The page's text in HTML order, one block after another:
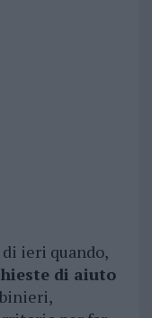
ieri quando,
di aiuto